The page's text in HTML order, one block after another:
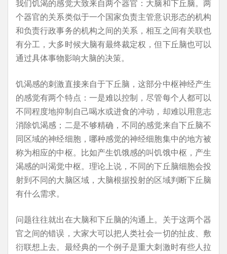
我们饥渴的感觉大致来自两个器官：大脑和下丘脑。两
个器官的关系类似于一个国家负责主管意识形态的机构
和负责行政事务的机构之间的关系，相互之间有关联也
有分工，大多时候大脑有最终裁定权，但下丘脑也可以
通过具体事物影响大脑的决策。
饥渴感的刺激直接来自于下丘脑，这部分中枢神经产生
的感觉有两个特点：一是难以控制，尽管每个人都可以
不同程度地抑制自己喝水或进食的冲动，却难以用意志
消除饥渴感；二是不够精确，不同的感觉来自下丘脑不
同区域的神经细胞，哪种感觉的神经细胞集中的地方被
称为相应的中枢。比如产生饥饿感的叫饥饿中枢，产生
渴感的叫渴觉中枢。理论上说，不同的下丘脑细胞会投
射到不同的大脑区域，大脑根据投射的区域判断下丘脑
有什么需求。
问题往往就出在大脑和下丘脑的沟通上。关于这两个器
官之间的错误，大家大可以把人类社会一切的扯皮、敷
衍联想上去。最经典的一个例子是重大刺激时有些人拉